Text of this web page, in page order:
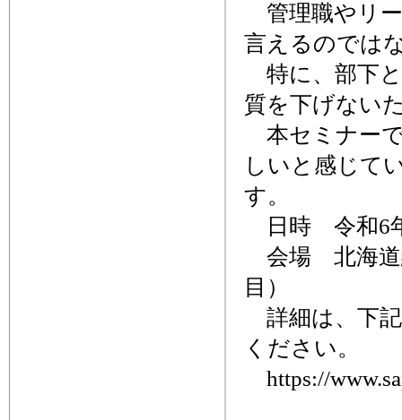
管理職やリ
言えるのでは
特に、部下
質を下げない
本セミナー
しいと感じて
す。
日時 令和6年
会場 北海道
目）
詳細は、下
ください。
https://